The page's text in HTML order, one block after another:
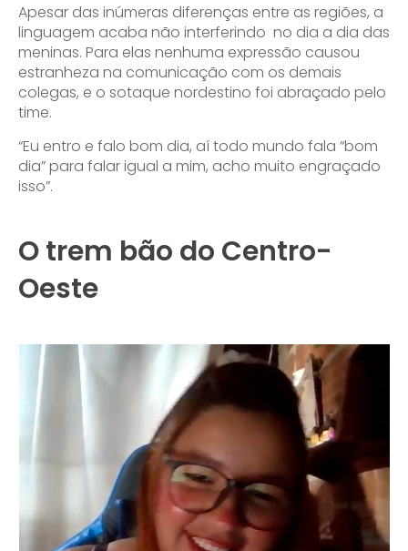
Apesar das inúmeras diferenças entre as regiões, a
linguagem acaba não interferindo no dia a dia das
meninas. Para elas nenhuma expressão causou
estranheza na comunicação com os demais
colegas, e o sotaque nordestino foi abraçado pelo
time.
“Eu entro e falo bom dia, aí todo mundo fala “bom
dia” para falar igual a mim, acho muito engraçado
isso”.
O trem bão do Centro-
Oeste